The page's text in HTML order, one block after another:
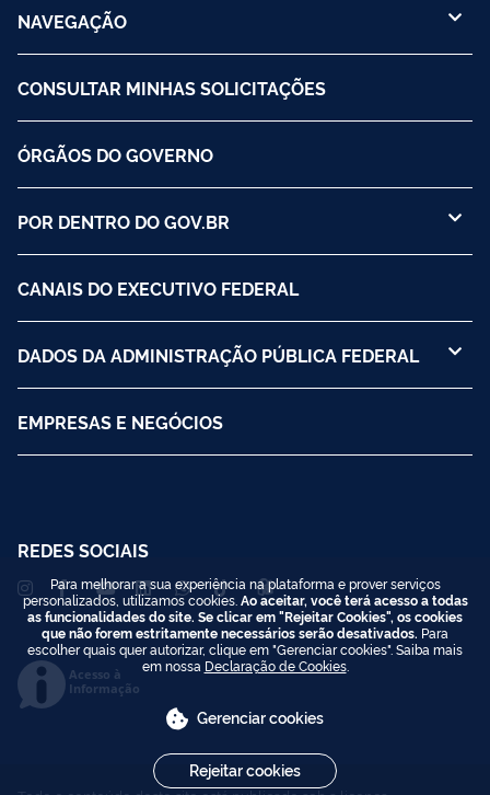
NAVEGAÇÃO
CONSULTAR MINHAS SOLICITAÇÕES
ÓRGÃOS DO GOVERNO
POR DENTRO DO GOV.BR
CANAIS DO EXECUTIVO FEDERAL
DADOS DA ADMINISTRAÇÃO PÚBLICA FEDERAL
EMPRESAS E NEGÓCIOS
REDES SOCIAIS
Acesso à
Informação
Para melhorar a sua experiência na plataforma e prover serviços
personalizados, utilizamos cookies. Ao aceitar, você terá acesso a todas
as funcionalidades do site. Se clicar em "Rejeitar Cookies", os cookies
que não forem estritamente necessários serão desativados. Para
escolher quais quer autorizar, clique em "Gerenciar cookies". Saiba mais
em nossa Declaração de Cookies.
Gerenciar cookies
Rejeitar cookies